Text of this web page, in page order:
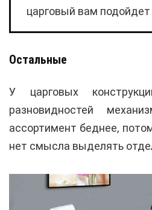
царговый вам
Остальные
У царговых
разновидностей
ассортимент беднее,
нет смысла выделять